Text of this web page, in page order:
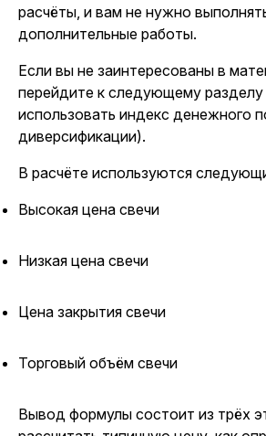
расчёты, и вам не нужно
дополнительные работы.
Если вы не заинтересованы в
перейдите к следующему разделу
использовать индекс денежного
диверсификации).
В расчёте используются
Высокая цена свечи
Низкая цена свечи
Цена закрытия свечи
Торговый объём свечи
Вывод формулы состоит из трёх